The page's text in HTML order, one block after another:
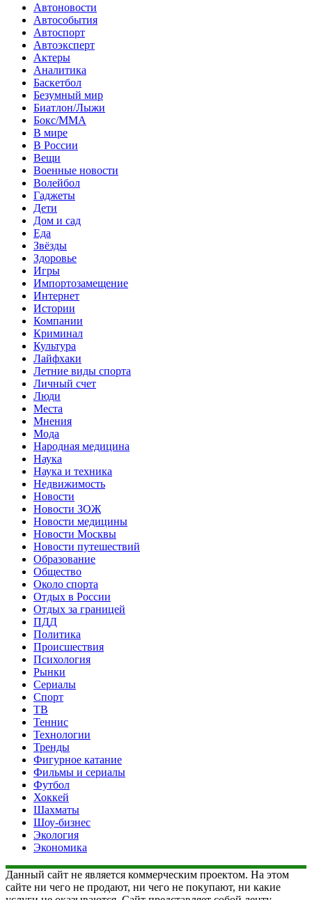
Автоновости
Автособытия
Автоспорт
Автоэксперт
Актеры
Аналитика
Баскетбол
Безумный мир
Биатлон/Лыжи
Бокс/MMA
В мире
В России
Вещи
Военные новости
Волейбол
Гаджеты
Дети
Дом и сад
Еда
Звёзды
Здоровье
Игры
Импортозамещение
Интернет
Истории
Компании
Криминал
Культура
Лайфхаки
Летние виды спорта
Личный счет
Люди
Места
Мнения
Мода
Народная медицина
Наука
Наука и техника
Недвижимость
Новости
Новости ЗОЖ
Новости медицины
Новости Москвы
Новости путешествий
Образование
Общество
Около спорта
Отдых в России
Отдых за границей
ПДД
Политика
Происшествия
Психология
Рынки
Сериалы
Спорт
ТВ
Теннис
Технологии
Тренды
Фигурное катание
Фильмы и сериалы
Футбол
Хоккей
Шахматы
Шоу-бизнес
Экология
Экономика
Данный сайт не является коммерческим проектом. На этом
сайте ни чего не продают, ни чего не покупают, ни какие